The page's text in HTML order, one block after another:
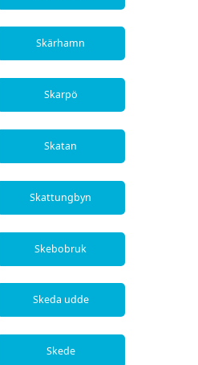
Skärhamn
Skarpö
Skatan
Skattungbyn
Skebobruk
Skeda udde
Skede